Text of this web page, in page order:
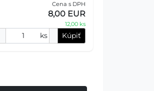
a oblastí na hranie Perfektný
doplnok pre mnohé
Cena s DPH
8,00 EUR
12,00 ks
ks Kúpiť